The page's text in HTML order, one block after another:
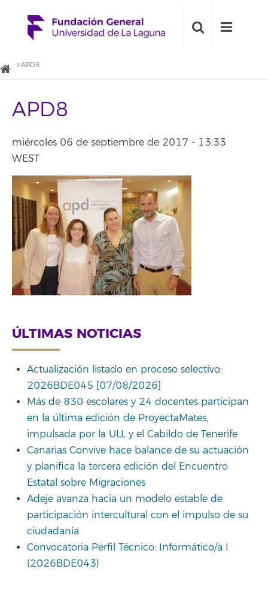
APD8
APD8
miércoles 06 de septiembre de 2017 - 13:33
WEST
ÚLTIMAS NOTICIAS
Actualización listado en proceso selectivo:
2026BDE045 [07/08/2026]
Más de 830 escolares y 24 docentes participan
en la última edición de ProyectaMates,
impulsada por la ULL y el Cabildo de Tenerife
Canarias Convive hace balance de su actuación
y planifica la tercera edición del Encuentro
Estatal sobre Migraciones
Adeje avanza hacia un modelo estable de
participación intercultural con el impulso de su
ciudadanía
Convocatoria Perfil Técnico: Informático/a I
(2026BDE043)